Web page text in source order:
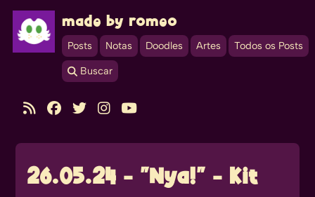
made by romeo
Posts Notas Doodles Artes Todos os Posts
 Buscar
    
26.05.24 - "Nya!" - Kit